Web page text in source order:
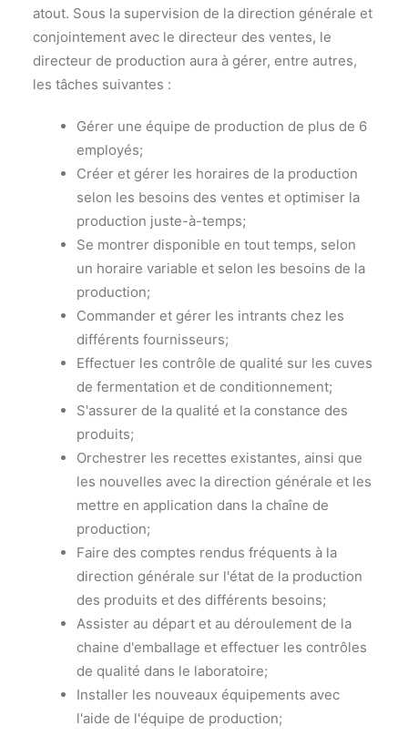
atout. Sous la supervision de la direction générale et
conjointement avec le directeur des ventes, le
directeur de production aura à gérer, entre autres,
les tâches suivantes :
Gérer une équipe de production de plus de 6
employés;
Créer et gérer les horaires de la production
selon les besoins des ventes et optimiser la
production juste-à-temps;
Se montrer disponible en tout temps, selon
un horaire variable et selon les besoins de la
production;
Commander et gérer les intrants chez les
différents fournisseurs;
Effectuer les contrôle de qualité sur les cuves
de fermentation et de conditionnement;
S'assurer de la qualité et la constance des
produits;
Orchestrer les recettes existantes, ainsi que
les nouvelles avec la direction générale et les
mettre en application dans la chaîne de
production;
Faire des comptes rendus fréquents à la
direction générale sur l'état de la production
des produits et des différents besoins;
Assister au départ et au déroulement de la
chaine d'emballage et effectuer les contrôles
de qualité dans le laboratoire;
Installer les nouveaux équipements avec
l'aide de l'équipe de production;